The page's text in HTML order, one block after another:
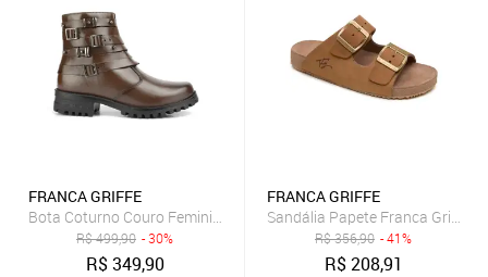
FRANCA GRIFFE
Bota Coturno Couro Feminino Cano Curto Solado Tratorado Baixo
R$499,90 - 30%
R$349,90
FRANCA GRIFFE
Sandália Papete Franca Griffe
R$356,90 - 41%
R$208,91